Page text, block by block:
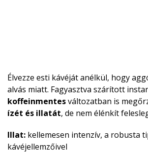
Élvezze esti kávéját anélkül, hogy
alvás miatt. Fagyasztva szárított
koffeinmentesváltozatban is
ízét és illatát, de nem élénkít
Illat: kellemesen intenzív, a robusta
kávéjellemzőivel